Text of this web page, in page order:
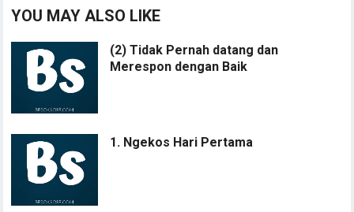
YOU MAY ALSO LIKE
(2) Tidak Pernah datang dan
Merespon dengan Baik
1. Ngekos Hari Pertama